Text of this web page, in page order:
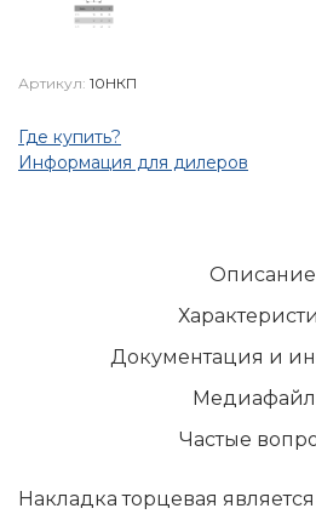
Артикул: 10НКП
Где купить?
Информация для дилеров
Описание
Документация и
Частые
Накладка торцевая